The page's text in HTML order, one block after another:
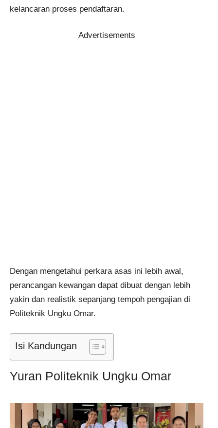
kelancaran proses pendaftaran.
Advertisements
Dengan mengetahui perkara asas ini lebih awal,
perancangan kewangan dapat dibuat dengan lebih
yakin dan realistik sepanjang tempoh pengajian di
Politeknik Ungku Omar.
Isi Kandungan
Yuran Politeknik Ungku Omar